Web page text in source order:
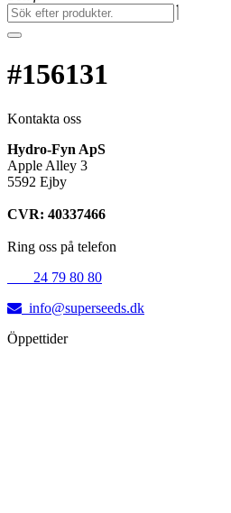
#156131
Kontakta oss
Hydro-Fyn ApS
Apple Alley 3
5592 Ejby
CVR: 40337466
Ring oss på telefon
24 79 80 80
info@superseeds.dk
Öppettider